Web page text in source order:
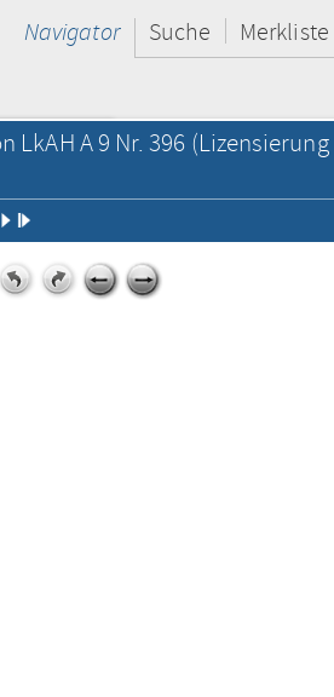
Navigator Suche Merkliste
LkAH A 9 Nr. 396